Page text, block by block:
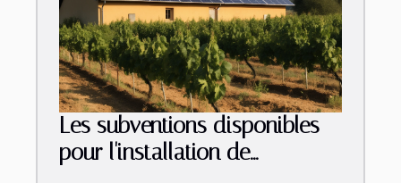
Les subventions disponibles
pour l'installation de